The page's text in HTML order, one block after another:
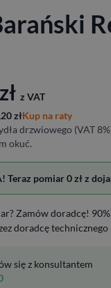
zł z VAT
złKup na raty
drzwiowego (VAT
okuć.
Teraz pomiar 0 zł z
Zamów doradcę!
doradcę technicznego
się z konsultantem